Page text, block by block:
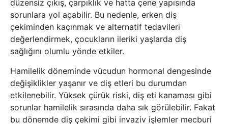
düzensiz çıkış, çarpıklık ve hatta çene yapısında
sorunlara yol açabilir. Bu nedenle, erken diş
çekiminden kaçınmak ve alternatif tedavileri
değerlendirmek, çocukların ileriki yaşlarda diş
sağlığını olumlu yönde etkiler.
Hamilelik döneminde vücudun hormonal dengesinde
değişiklikler yaşanır ve diş etleri bu durumdan
etkilenebilir. Yüksek çürük riski, diş eti kanaması gibi
sorunlar hamilelik sırasında daha sık görülebilir. Fakat
bu dönemde diş çekimi gibi invaziv işlemler mecburi